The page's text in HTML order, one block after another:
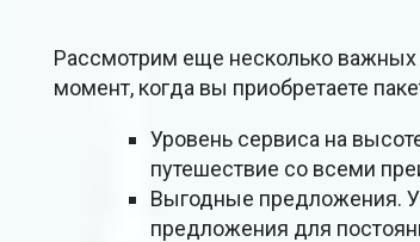
Рассмотрим еще несколько
момент, когда вы приобретаете
Уровень сервиса на
путешествие со всеми
Выгодные предложения. У
предложения для